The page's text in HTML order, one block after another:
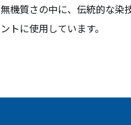
無機質さの中に、伝統的な染
ントに使用しています。